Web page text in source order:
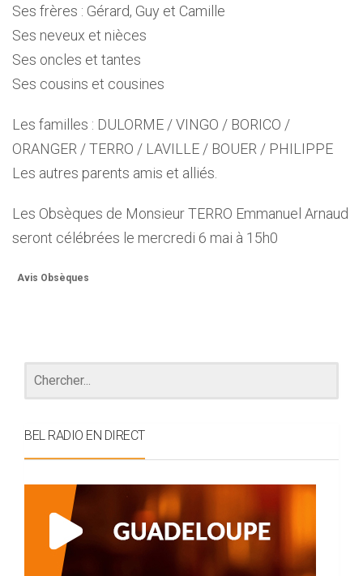
Ses frères : Gérard, Guy et Camille
Ses neveux et nièces
Ses oncles et tantes
Ses cousins et cousines
Les familles : DULORME / VINGO / BORICO /
ORANGER / TERRO / LAVILLE / BOUER / PHILIPPE
Les autres parents amis et alliés.
Les Obsèques de Monsieur TERRO Emmanuel Arnaud
seront célébrées le mercredi 6 mai à 15h0
Avis Obsèques
BEL RADIO EN DIRECT